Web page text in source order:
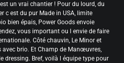
un vrai chantier ! Pour du lourd, du
c est du pur Made in USA, limite
bien épais, Power Goods envoie
vous important ou l envie de faire
Côté chauvin, Le Minor et
brio. Et Champ de Manœuvres,
dressing. Bref, voilà l équipe type pour